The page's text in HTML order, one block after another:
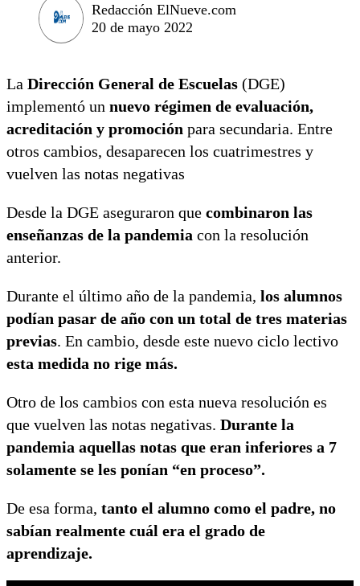
Redacción ElNueve.com
20 de mayo 2022
La Dirección General de Escuelas (DGE)
implementó un nuevo régimen de evaluación,
acreditación y promoción para secundaria. Entre
otros cambios, desaparecen los cuatrimestres y
vuelven las notas negativas
Desde la DGE aseguraron que combinaron las
enseñanzas de la pandemia con la resolución
anterior.
Durante el último año de la pandemia, los alumnos
podían pasar de año con un total de tres materias
previas. En cambio, desde este nuevo ciclo lectivo
esta medida no rige más.
Otro de los cambios con esta nueva resolución es
que vuelven las notas negativas. Durante la
pandemia aquellas notas que eran inferiores a 7
solamente se les ponían “en proceso”.
De esa forma, tanto el alumno como el padre, no
sabían realmente cuál era el grado de
aprendizaje.